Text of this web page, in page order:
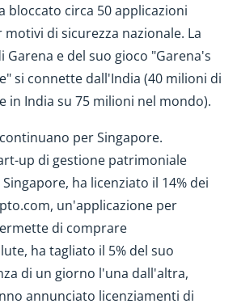
bloccato circa 50 applicazioni
motivi di sicurezza nazionale. La
Garena e del suo gioco "Garena's
si connette dall'India (40 milioni di
in India su 75 milioni nel mondo).
per Singapore.
up di gestione patrimoniale
ha licenziato il 14% dei
un'applicazione per
di comprare
ha tagliato il 5% del suo
di un giorno l'una dall'altra,
annunciato licenziamenti di